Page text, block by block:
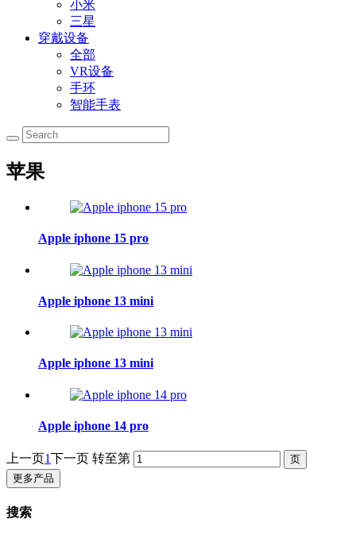
小米
三星
穿戴设备
全部
VR设备
手环
智能手表
苹果
Apple iphone 15 pro
Apple iphone 13 mini
Apple iphone 13 mini
Apple iphone 14 pro
上一页1下一页 转至第
更多产品
搜索